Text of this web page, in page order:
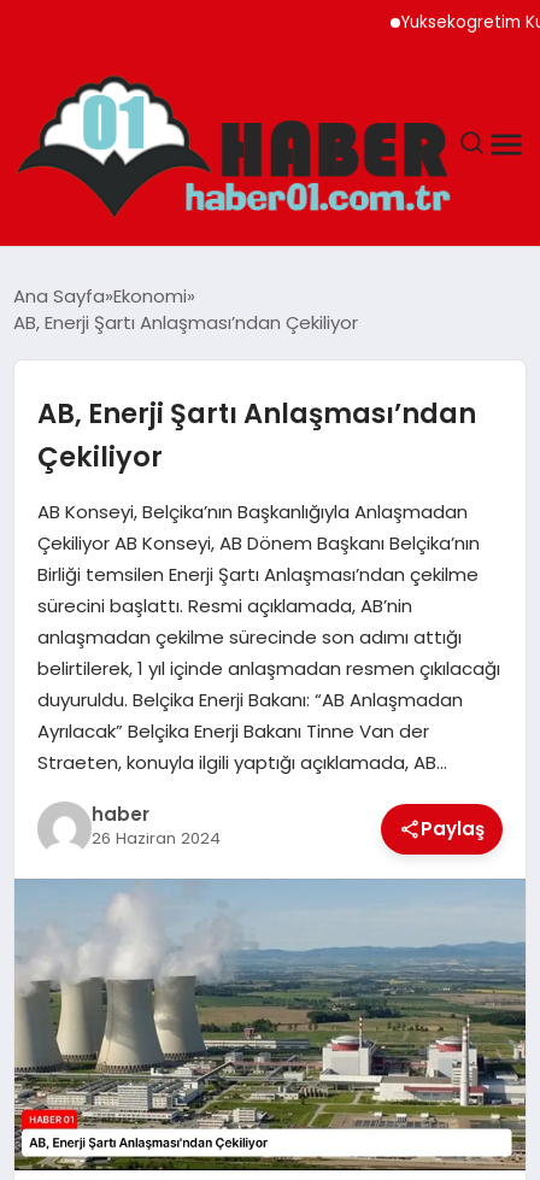
Yuksekogretim
ADANA
YAŞAM
GÜNDEM
EĞITIM
TEKNOLOJI
Ana Sayfa Ekonomi
AB, Enerji Şartı Anlaşması’ndan Çekiliyor
AB, Enerji Şartı Anlaşması’ndan
Çekiliyor
AB Konseyi, Belçika’nın Başkanlığıyla Anlaşmadan
Çekiliyor AB Konseyi, AB Dönem Başkanı Belçika’nın
Birliği temsilen Enerji Şartı Anlaşması’ndan çekilme
sürecini başlattı. Resmi açıklamada, AB’nin
anlaşmadan çekilme sürecinde son adımı attığı
belirtilerek, 1 yıl içinde anlaşmadan resmen çıkılacağı
duyuruldu. Belçika Enerji Bakanı: “AB Anlaşmadan
Ayrılacak” Belçika Enerji Bakanı Tinne Van der
Straeten, konuyla ilgili yaptığı açıklamada, AB…
haber
26 Haziran 2024 Paylaş